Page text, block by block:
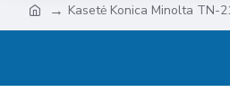
Kasetė Konica Minolta TN-